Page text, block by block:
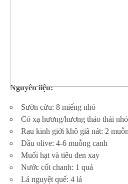
Nguyên liệu:
Sườn cừu: 8 miếng nhỏ
Cỏ xạ hương/hương thảo thái
Rau kinh giới khô giã nát: 2
Dầu olive: 4-6 muỗng canh
Muối hạt và tiêu đen xay
Nước cốt chanh: 1 quả
Lá nguyệt quế: 4 lá